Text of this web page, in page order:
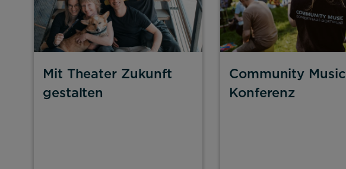
Mit Theater Zukunft
gestalten
Community Music
Konferenz